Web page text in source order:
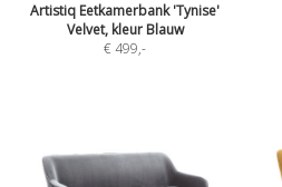
Artistiq Eetkamerbank 'Tynise'
Velvet, kleur Blauw
€ 499,-